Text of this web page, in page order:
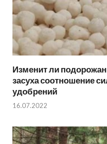
Изменит ли
засуха соотношение
удобрений
16.07.2022